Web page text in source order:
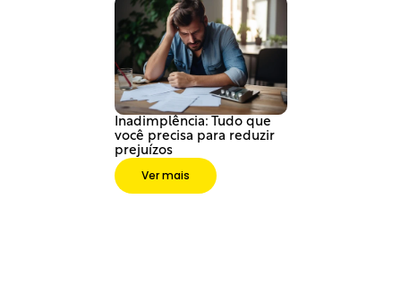
Inadimplência: Tudo que
você precisa para reduzir
prejuízos
Ver mais